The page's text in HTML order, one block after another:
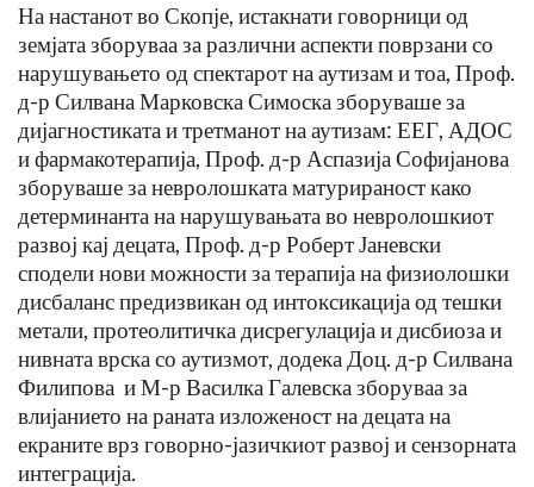
На настанот во Скопје, истакнати говорници од
земјата зборуваа за различни аспекти поврзани со
нарушувањето од спектарот на аутизам и тоа, Проф.
д-р Силвана Марковска Симоска зборуваше за
дијагностиката и третманот на аутизам: ЕЕГ, АДОС
и фармакотерапија, Проф. д-р Аспазија Софијанова
зборуваше за невролошката матурираност како
детерминанта на нарушувањата во невролошкиот
развој кај децата, Проф. д-р Роберт Јаневски
сподели нови можности за терапија на физиолошки
дисбаланс предизвикан од интоксикација од тешки
метали, протеолитичка дисрегулација и дисбиоза и
нивната врска со аутизмот, додека Доц. д-р Силвана
Филипова и М-р Василка Галевска зборуваа за
влијанието на раната изложеност на децата на
екраните врз говорно-јазичкиот развој и сензорната
интеграција.